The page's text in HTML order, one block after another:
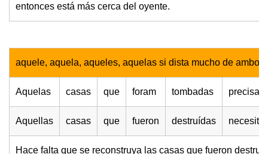
entonces está más cerca del oyente.
aquele, aquela, aqueles, aquelas si dista mucho de ambos
Aquelas casas que foram tombadas precisam
Aquellas casas que fueron destruídas
Hace falta que se reconstruya las casas que fueron